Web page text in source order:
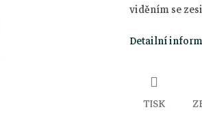
viděním se
Detailní
TISK